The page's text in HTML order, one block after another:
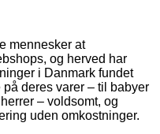
mennesker at
og herved har
i Danmark fundet
deres varer – til babyer
– voldsomt, og
uden omkostninger.